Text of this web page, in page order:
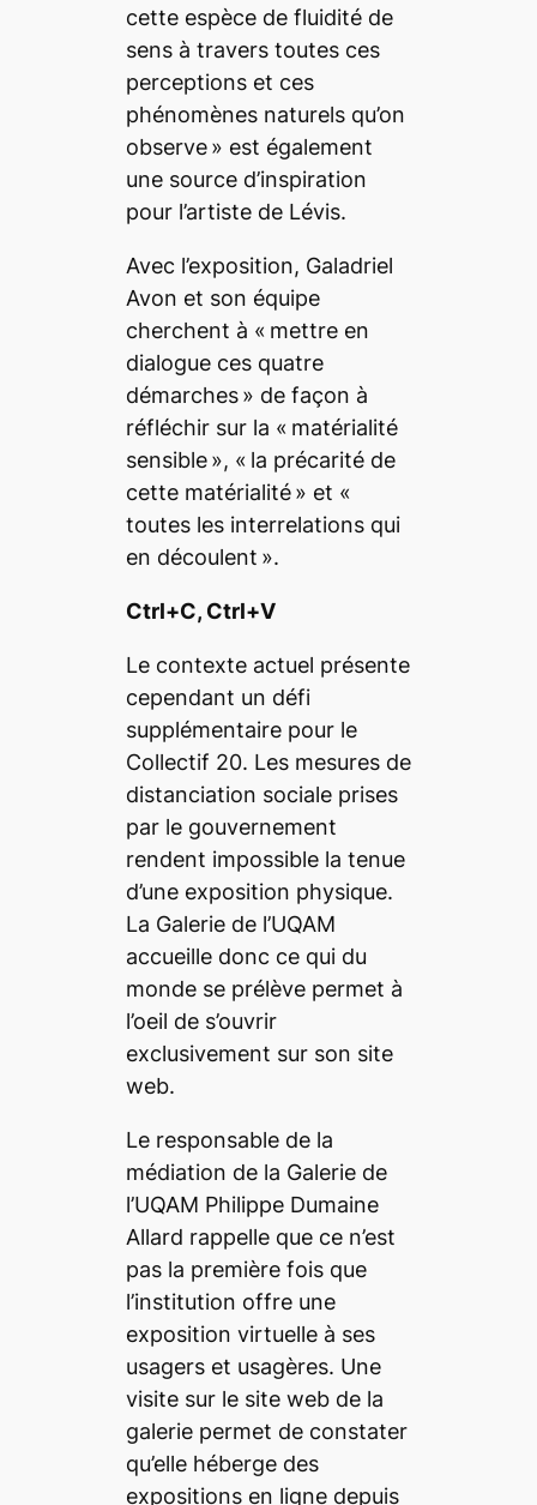
cette espèce de fluidité de
sens à travers toutes ces
perceptions et ces
phénomènes naturels qu’on
observe» est également
une source d’inspiration
pour l’artiste de Lévis.
Avec l’exposition, Galadriel
Avon et son équipe
cherchent à « mettre en
dialogue ces quatre
démarches » de façon à
réfléchir sur la « matérialité
sensible », « la précarité de
cette matérialité » et «
toutes les interrelations qui
en découlent ».
Ctrl+C, Ctrl+V
Le contexte actuel présente
cependant un défi
supplémentaire pour le
Collectif 20. Les mesures de
distanciation sociale prises
par le gouvernement
rendent impossible la tenue
d’une exposition physique.
La Galerie de l’UQAM
accueille donc ce qui du
monde se prélève permet à
l’oeil de s’ouvrir
exclusivement sur son site
web.
Le responsable de la
médiation de la Galerie de
l’UQAM Philippe Dumaine
Allard rappelle que ce n’est
pas la première fois que
l’institution offre une
exposition virtuelle à ses
usagers et usagères. Une
visite sur le site web de la
galerie permet de constater
qu’elle héberge des
expositions en ligne depuis